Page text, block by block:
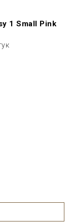
1 Small Pink